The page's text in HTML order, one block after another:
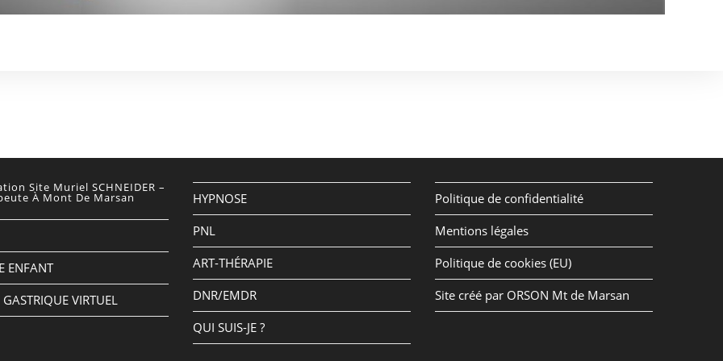
Site Muriel SCHNEIDER –
À Mont De Marsan
ENFANT
VIRTUEL
HYPNOSE
PNL
ART-THÉRAPIE
DNR/EMDR
QUI SUIS-JE ?
Politique de confidentialité
Mentions légales
Politique de cookies (EU)
Site créé par ORSON Mt de Marsan